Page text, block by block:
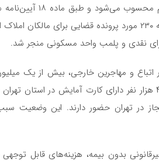
و حمایت از مهاجران
قضایی خواهد شد.» در سال گذشته ۲۳۰ مورد پرونده
نقدی و پلمب واحد مسکونی منجر شد.
می‌کنند که از این تعداد، حدود ۴۲۰ هزار نفر دارای کارت
غیرمجاز در تهران حضور دارند. این
بدون بیمه، هزینه‌های قابل